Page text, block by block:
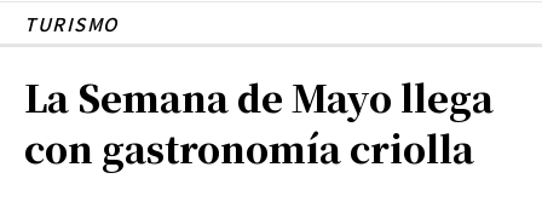
TURISMO
La Semana de Mayo llega
con gastronomía criolla